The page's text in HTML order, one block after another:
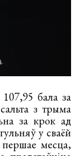
бала за
з трыма
за крок ад
у сваёй
першае месца,